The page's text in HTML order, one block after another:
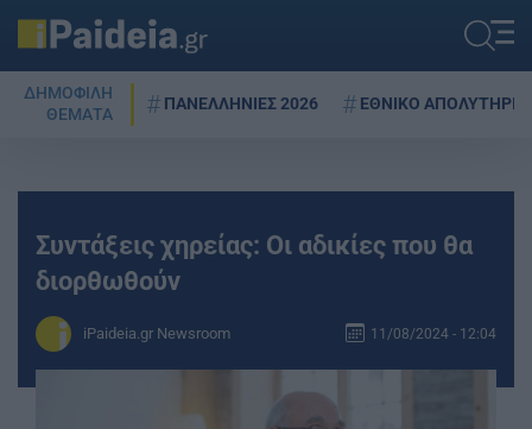
ΔΗΜΟΦΙΛΗ
ΘΕΜΑΤΑ
ΠΑΝΕΛΛΗΝΙΕΣ 2026 ΕΘΝΙΚΟ ΑΠΟΛΥΤΗΡΙΟ
Συντάξεις χηρείας: Οι αδικίες που θα
διορθωθούν
iPaideia.gr Newsroom 11/08/2024 - 12:04